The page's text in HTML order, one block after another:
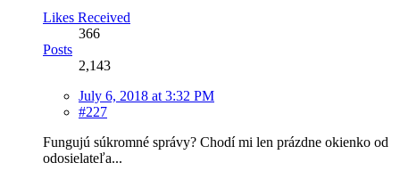
Likes Received
366
Posts
2,143
July 6, 2018 at 3:32 PM
#227
Fungujú súkromné správy? Chodí mi len prázdne okienko od
odosielateľa...